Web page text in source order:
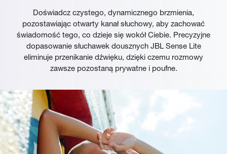
Doświadcz czystego, dynamicznego brzmienia,
pozostawiając otwarty kanał słuchowy, aby zachować
świadomość tego, co dzieje się wokół Ciebie. Precyzyjne
dopasowanie słuchawek dousznych JBL Sense Lite
eliminuje przenikanie dźwięku, dzięki czemu rozmowy
zawsze pozostaną prywatne i poufne.